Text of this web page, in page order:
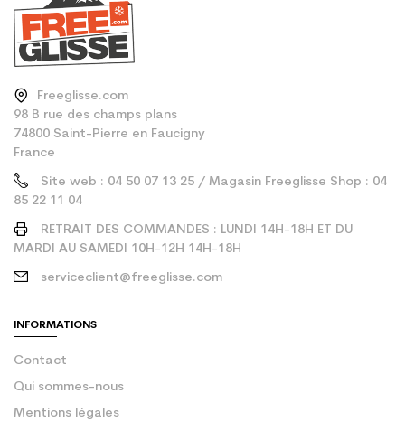
Freeglisse.com
98 B rue des champs plans
74800 Saint-Pierre en Faucigny
France
Site web : 04 50 07 13 25 / Magasin Freeglisse Shop : 04
85 22 11 04
RETRAIT DES COMMANDES : LUNDI 14H-18H ET DU
MARDI AU SAMEDI 10H-12H 14H-18H
serviceclient@freeglisse.com
INFORMATIONS
Contact
Qui sommes-nous
Mentions légales